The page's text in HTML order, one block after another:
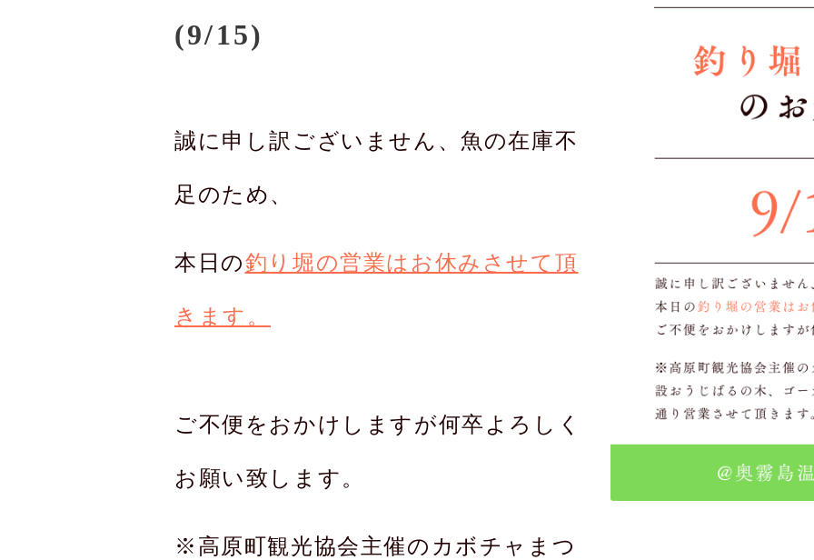
(9/15)
誠に申し訳ございません、魚の在庫不
足のため、
本日の釣り堀の営業はお休みさせて頂
きます。
ご不便をおかけしますが何卒よろしく
お願い致します。
※高原町観光協会主催のカボチャまつ